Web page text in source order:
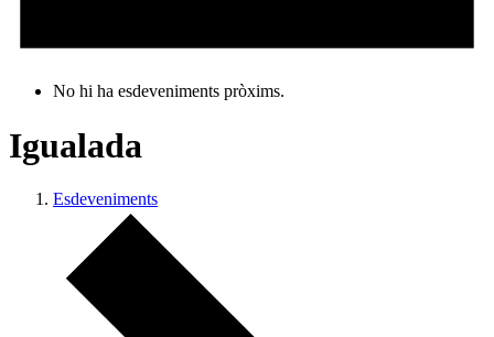
No hi ha esdeveniments pròxims.
Igualada
Esdeveniments